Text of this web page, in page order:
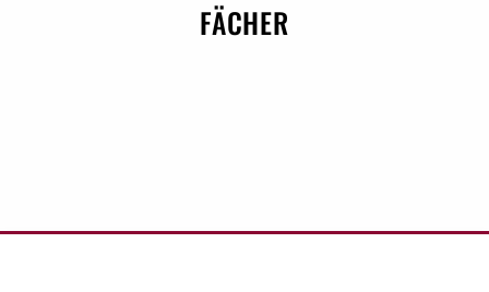
FÄCHER